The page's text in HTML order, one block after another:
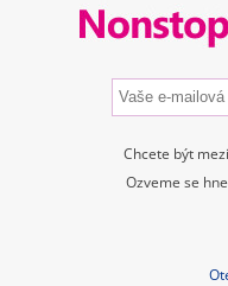
Chcete být
Ozveme se